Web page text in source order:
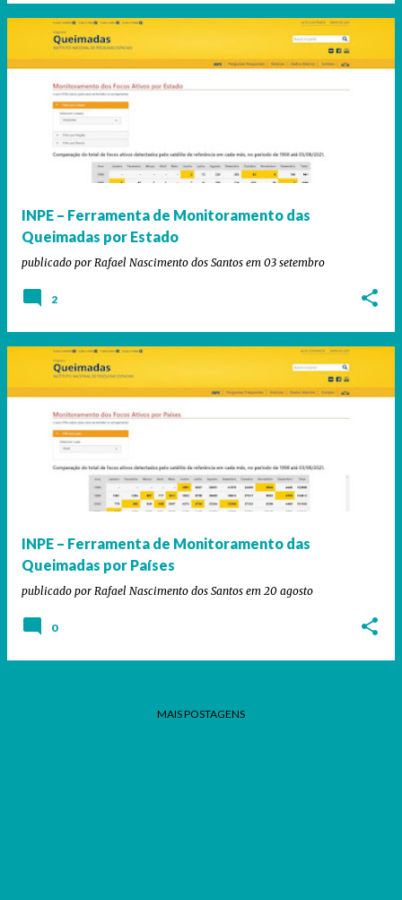
INPE – Ferramenta de Monitoramento das
Queimadas por Estado
publicado por Rafael Nascimento dos Santos em 03 setembro
2
INPE – Ferramenta de Monitoramento das
Queimadas por Países
publicado por Rafael Nascimento dos Santos em 20 agosto
0
MAIS POSTAGENS